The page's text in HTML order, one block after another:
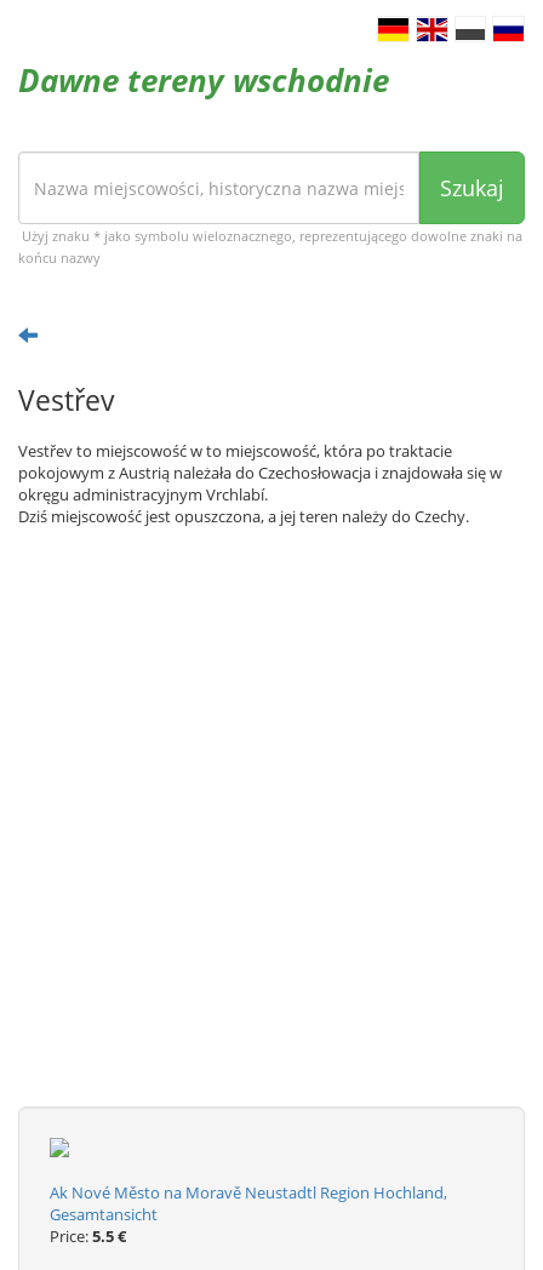
Dawne tereny wschodnie
Szukaj
Użyj znaku * jako symbolu wieloznacznego, reprezentującego dowolne znaki na
końcu nazwy
Vestřev
Vestřev to miejscowość w to miejscowość, która po traktacie
pokojowym z Austrią należała do Czechosłowacja i znajdowała się w
okręgu administracyjnym Vrchlabí.
Dziś miejscowość jest opuszczona, a jej teren należy do Czechy.
Ak Nové Město na Moravě Neustadtl Region Hochland,
Gesamtansicht
Price:5.5 €